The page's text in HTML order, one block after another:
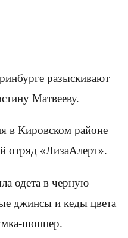
разыскивают
Матвееву.
в Кировском районе
отряд «ЛизаАлерт».
одета в черную
джинсы и кеды цвета
шоппер.